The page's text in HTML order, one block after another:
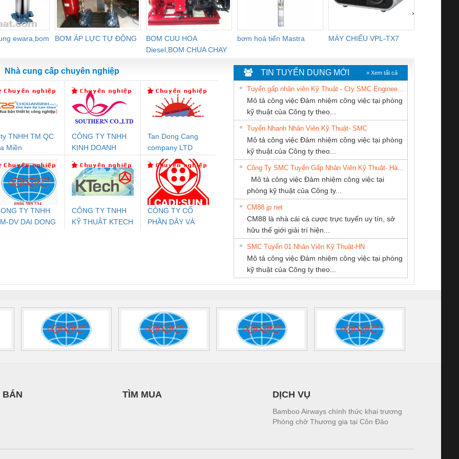
ewara,bom
BƠM ÁP LỰC TỰ ĐỘNG
BOM CUU HOA
Diesel,BOM CHUA CHAY
bơm hoả tiển Mastra MÁY CHIẾU VPL-TX7
›
An Toàn
Contact
1NO-
24DC-SP -
Rơ Le An Toàn
Phoenix Contact
PSR-SCP-
24UC/ESL4/3X1/1X2/B
- 2981059
Điện AC
Mô-đun Ắc Quy UPS
Bộ Lặp Tín Hiệu
PROFIBUS Phoenix
Contact PSI-REP-
PROFIBUS/12MB -
2708863
Rơ Le An Toàn
Phoenix Contact
2986960 – PSR-
SCP-
24DC/FSP/2X1/1X2
Rơ Le An Toàn
Bộ giám sát chuỗi
tấm pin
TRANSCLINIC 16I+
1K5 H (2502520000)
Bộ giám sát chuỗi
tấm pin
TRANSCLINIC 16I+
1K5 L (2433950000)
Bộ giám sát dòng
TRANSCLINIC 16I+
(2008130000)
Bộ chỉnh lưu nguồn
điện TRANSCLINIC
BKE 1K5.4
(7791400879)2. Giá
Nẹp nhôm chống
trơn Đà Nẵng
Nhà cung cấp chuyên nghiệp
TNHH TM QC
Miền
CÔNG TY TNHH
KINH DOANH
PHƯƠNG NAM
Tan Dong Cang
company LTD
TY TNHH
DV DAI DONG
CÔNG TY TNHH
KỸ THUẬT KTECH
CÔNG TY CỔ
PHẦN DÂY VÀ
CÔNG TY CỔ
PHẦN TỰ ĐỘNG
TIẾN HƯNG
CÔNG TY TNHH
THIẾT BỊ CÔNG
NGHIỆP NIHON
SETSUBI VIỆT
NAM
CÔNG TY TNHH
SUPPLY
Công ty TNHH
Thương Mại SX Ba
ĐỘNG TIẾN
HƯNG
Thiết Bị Điện Nam
TIN TUYỂN DỤNG MỚI » Xem tất cả
Mô tả công việc Đảm nhiệm công việc tại phòng
kỹ thuật của Công ty theo...
Tuyển Nhanh Nhân Viên Kỹ Thuật- SMC
Mô tả công việc Đảm nhiệm công việc tại phòng
kỹ thuật của Công ty theo...
Mô tả công việc Đảm nhiệm công việc tại
phòng kỹ thuật của Công ty...
CM88 jp net
CM88 là nhà cái cá cược trực tuyến uy tín, sở
hữu thế giới giải trí hiện...
SMC Tuyển 01 Nhân Viên Kỹ Thuật-HN
Mô tả công việc Đảm nhiệm công việc tại phòng
kỹ thuật của Công ty theo...
BÁN TÌM MUA DỊCH VỤ
Bamboo Airways chính thức khai trương
Phòng chờ Thương gia tại Côn Đảo